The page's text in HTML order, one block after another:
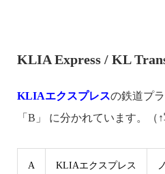
KLIA Express / KL
KLIAエクスプレスの鉄道プ
「B」 に分かれています。（↑
A KLIAエクスプレス